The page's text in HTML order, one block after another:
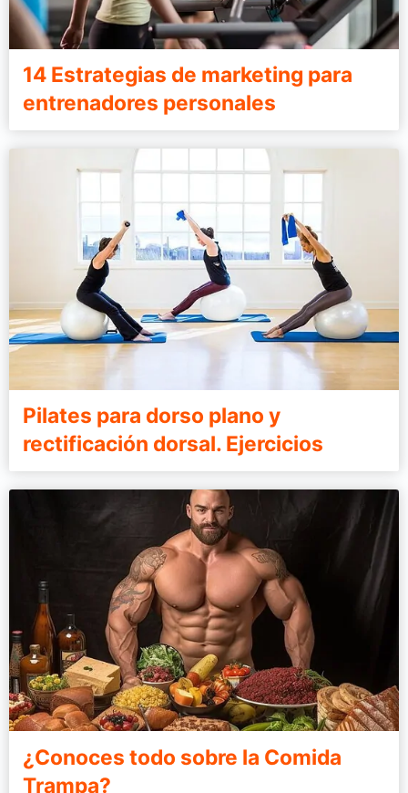
14 Estrategias de marketing para
entrenadores personales
Pilates para dorso plano y
rectificación dorsal. Ejercicios
¿Conoces todo sobre la Comida
Trampa?